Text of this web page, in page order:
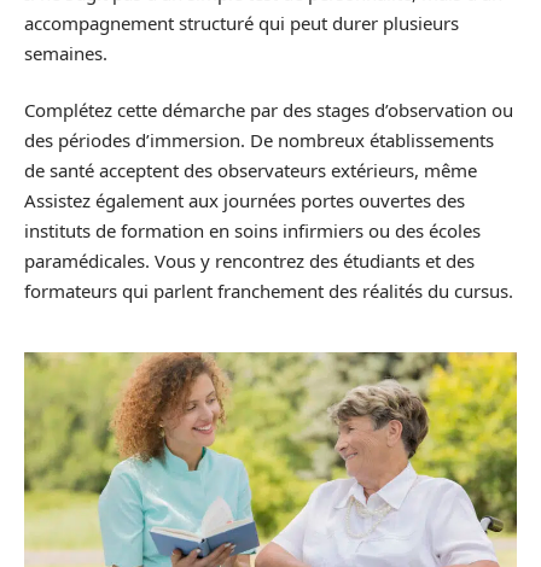
accompagnement structuré qui peut durer plusieurs
semaines.
Complétez cette démarche par des stages d’observation ou
des périodes d’immersion. De nombreux établissements
de santé acceptent des observateurs extérieurs, même
Assistez également aux journées portes ouvertes des
instituts de formation en soins infirmiers ou des écoles
paramédicales. Vous y rencontrez des étudiants et des
formateurs qui parlent franchement des réalités du cursus.